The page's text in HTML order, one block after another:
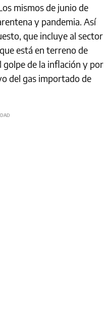
mismos de junio de
y pandemia. Así
que incluye al sector
está en terreno de
de la inflación y por
del gas importado de